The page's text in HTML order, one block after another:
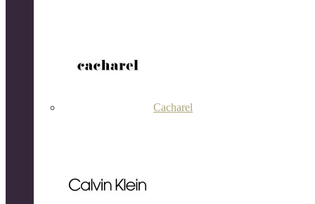
Cacharel